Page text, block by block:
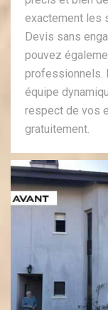
exactement les
Devis sans
pouvez
professionnels.
équipe
respect de vos
gratuitement.